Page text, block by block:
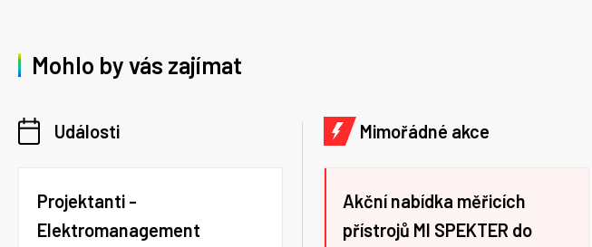
Mohlo by vás zajímat
Události
Projektanti -
Elektromanagement
Mimořádné akce
Akční nabídka měřicích
přístrojů MI SPEKTER do